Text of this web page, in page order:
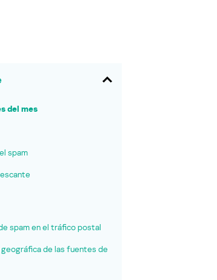
del mes
spam
spam en el tráfico postal
de las fuentes de